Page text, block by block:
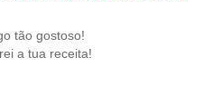
tão gostoso!
a tua receita!